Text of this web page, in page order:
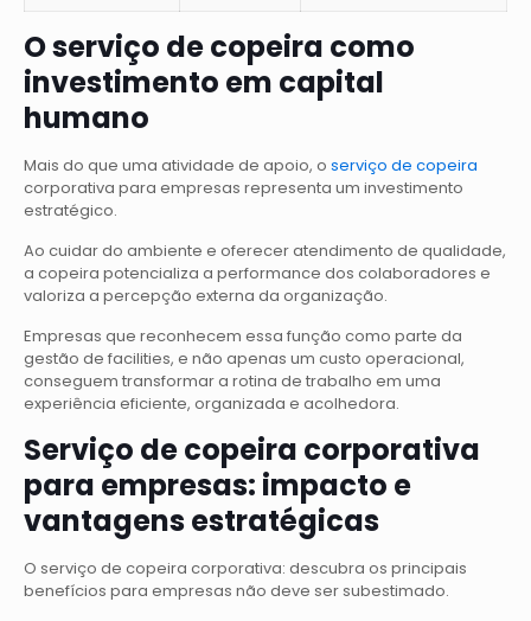
O serviço de copeira como
investimento em capital
humano
Mais do que uma atividade de apoio, o serviço de copeira
corporativa para empresas representa um investimento
estratégico.
Ao cuidar do ambiente e oferecer atendimento de qualidade,
a copeira potencializa a performance dos colaboradores e
valoriza a percepção externa da organização.
Empresas que reconhecem essa função como parte da
gestão de facilities, e não apenas um custo operacional,
conseguem transformar a rotina de trabalho em uma
experiência eficiente, organizada e acolhedora.
Serviço de copeira corporativa
para empresas: impacto e
vantagens estratégicas
O serviço de copeira corporativa: descubra os principais
benefícios para empresas não deve ser subestimado.